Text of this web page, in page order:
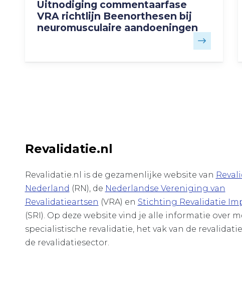
Uitnodiging commentaarfase
VRA richtlijn Beenorthesen bij
neuromusculaire aandoeningen
Revalidatie.nl
Revalidatie.nl is de gezamenlijke website van
Nederland (RN), de Nederlandse Vereniging van
Revalidatieartsen (VRA) en Stichting Revalidatie
(SRI). Op deze website vind je alle informatie over
specialistische revalidatie, het vak van de
de revalidatiesector.